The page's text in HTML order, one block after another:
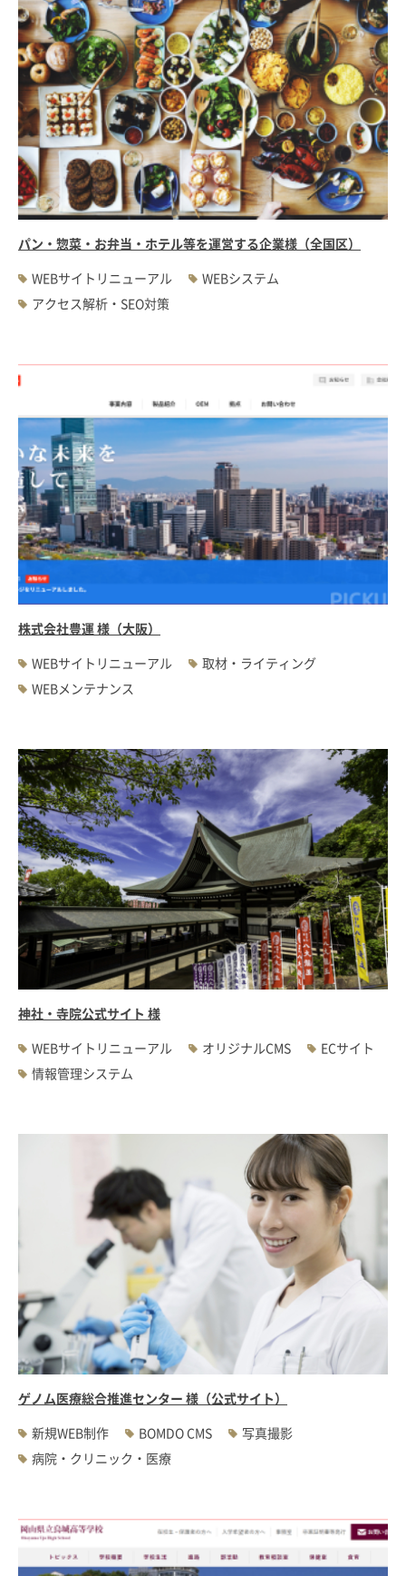
パン・惣菜・お弁当・ホテル等を運営する企業様（全国区）
WEBサイトリニューアル
WEBシステム
アクセス解析・SEO対策
株式会社豊運 様（大阪）
WEBサイトリニューアル
取材・ライティング
WEBメンテナンス
神社・寺院公式サイト 様
WEBサイトリニューアル
オリジナルCMS
ECサイト
情報管理システム
ゲノム医療総合推進センター 様（公式サイト）
新規WEB制作
BOMDO CMS
写真撮影
病院・クリニック・医療